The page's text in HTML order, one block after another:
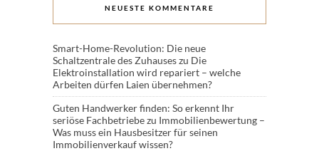
NEUESTE KOMMENTARE
Smart-Home-Revolution: Die neue
Schaltzentrale des Zuhauseszu Die
Elektroinstallation wird repariert – welche
Arbeiten dürfen Laien übernehmen?
Guten Handwerker finden: So erkennt Ihr
seriöse Fachbetriebezu Immobilienbewertung –
Was muss ein Hausbesitzer für seinen
Immobilienverkauf wissen?